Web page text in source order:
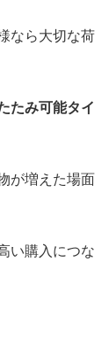
なら大切な荷
たみ可能タイ
が増えた場面
い購入につな